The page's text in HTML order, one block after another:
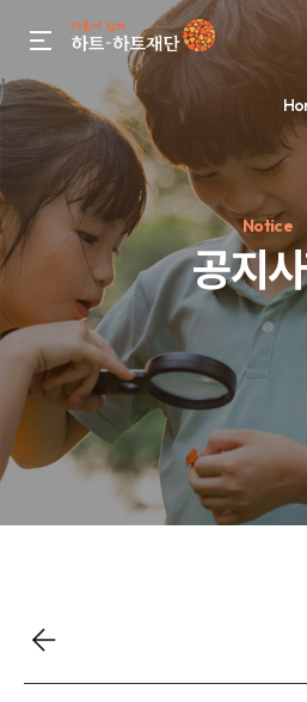
gnb menu open
인기 키워드
#정기후원#하트플레이스#캠
Notice
공지